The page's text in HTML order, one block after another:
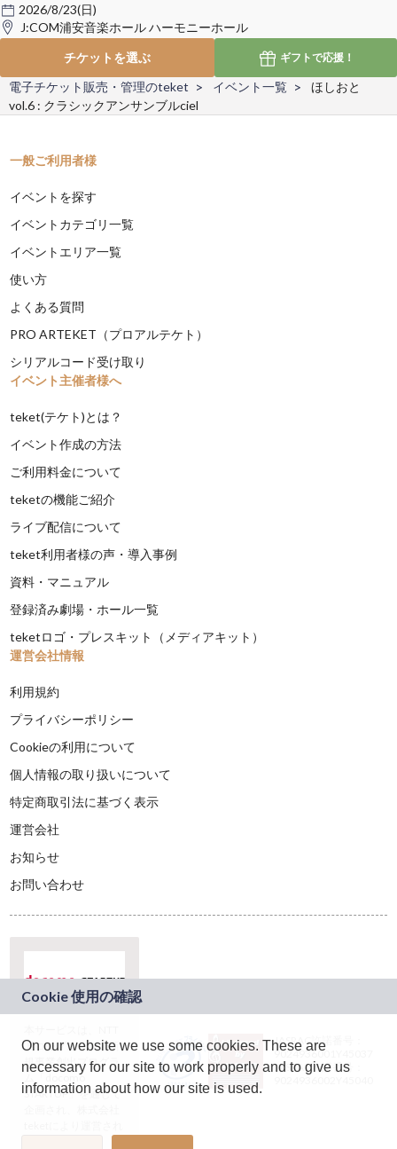
2026/8/23(日)
J:COM浦安音楽ホール ハーモニーホール
チケットを選ぶ
ギフトで応援！
電子チケット販売・管理のteket イベント一覧
ほしおと
vol.6 : クラシックアンサンブルciel
一般ご利用者様
イベントを探す
イベントカテゴリ一覧
イベントエリア一覧
使い方
よくある質問
PRO ARTEKET（プロアルテケト）
シリアルコード受け取り
イベント主催者様へ
teket(テケト)とは？
イベント作成の方法
ご利用料金について
teketの機能ご紹介
ライブ配信について
teket利用者様の声・導入事例
資料・マニュアル
登録済み劇場・ホール一覧
teketロゴ・プレスキット（メディアキット）
運営会社情報
利用規約
プライバシーポリシー
Cookieの利用について
個人情報の取り扱いについて
特定商取引法に基づく表示
運営会社
お知らせ
お問い合わせ
ドコモグループの新
規事業創出プログラ
ム「docomo
STARTUP」を通じて
JASRAC許諾番号：
9024936001Y45037
JASRAC許諾番号：
On our website we use some cookies. These are
necessary for our site to work properly and to give us
information about how our site is used.